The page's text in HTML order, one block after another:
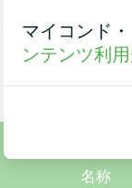
床暖房用サー
名称
マイコンド・
ンテンツ利